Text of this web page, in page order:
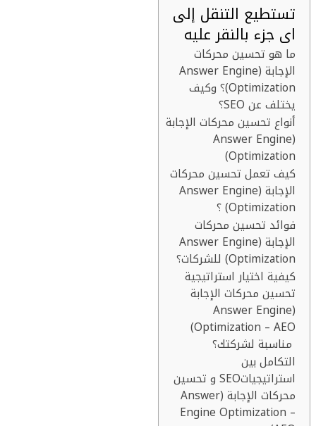
تستطيع التنقل إلى
اى جزء بالنقر عليه
ما هو تحسين محركات
الإجابة (Answer Engine
Optimization)؟ وكيف
يختلف عن SEO؟
أنواع تحسين محركات الإجابة
(Answer Engine
Optimization)
كيف تعمل تحسين محركات
الإجابة (Answer Engine
Optimization) ؟
فوائد تحسين محركات
الإجابة (Answer Engine
Optimization) للشركات؟
كيفية اختيار استراتيجية
تحسين محركات الإجابة
(Answer Engine
Optimization – AEO)
مناسبة لشركتك؟
التكامل بين
استراتيجياتSEO و تحسين
محركات الإجابة (Answer
Engine Optimization –